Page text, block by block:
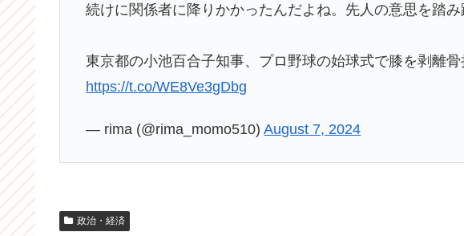
続けに関係者に降りかかったんだよね。先人の意思を踏
東京都の小池百合子知事、プロ野球の始球式で膝を剥離
https://t.co/WE8Ve3gDbg
— rima (@rima_momo510)August 7, 2024
政治・経済